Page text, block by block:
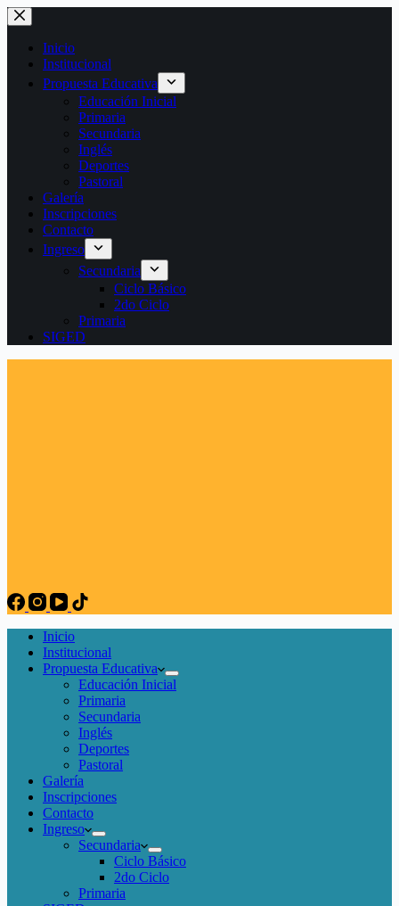
Saltar
al
contenido
Inicio
Institucional
Propuesta Educativa
Educación Inicial
Primaria
Secundaria
Inglés
Deportes
Pastoral
Galería
Inscripciones
Contacto
Ingreso
Secundaria
Ciclo Básico
2do Ciclo
Primaria
SIGED
Inicio
Institucional
Propuesta Educativa
Educación Inicial
Primaria
Secundaria
Inglés
Deportes
Pastoral
Galería
Inscripciones
Contacto
Ingreso
Secundaria
Ciclo Básico
2do Ciclo
Primaria